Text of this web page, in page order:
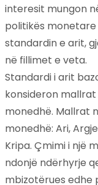
interesit mungon
politikës monetare
standardin e arit,
në fillimet e veta.
Standardi i arit
konsideron
monedhë. Mallrat
monedhë: Ari,
Kripa. Çmimi i një
ndonjë ndërhyrje
mbizotërues